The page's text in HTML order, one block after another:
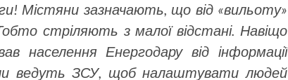
Містяни зазначають, що від «вильоту»
стріляють з малої відстані. Навіщо
населення Енергодару від інформації
ведуть ЗСУ, щоб налаштувати людей